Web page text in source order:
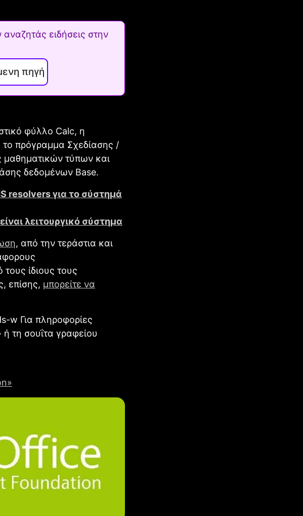
ειδήσεις στην
πηγή
φύλλο Calc, η
πρόγραμμα Σχεδίασης /
μαθηματικών τύπων και
δεδομένων Base.
resolvers για το σύστημά
λειτουργικό σύστημα
, από την τεράστια και
ίδιους τους
επίσης, μπορείτε να
w Για πληροφορίες
τη σουΐτα γραφείου